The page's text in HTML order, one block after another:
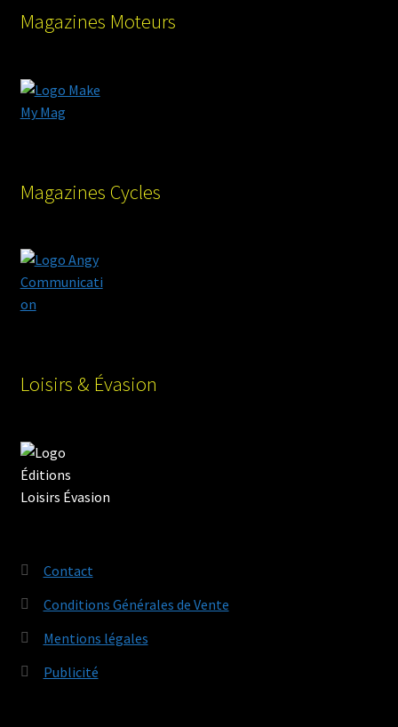
Magazines Moteurs
Magazines Cycles
Loisirs & Évasion
Contact
Conditions Générales de Vente
Mentions légales
Publicité